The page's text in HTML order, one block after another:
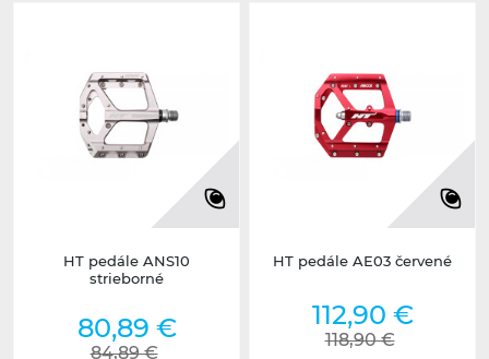
HT pedále ANS10
strieborné
80,89 €
84,89 €
HT pedále AE03 červené
112,90 €
118,90 €